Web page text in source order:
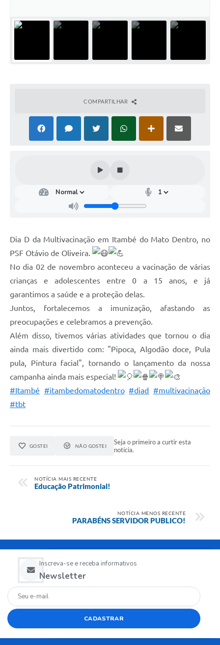
COMPARTILHAR
Dia D da Multivacinação em Itambé do Mato Dentro, no
PSF Otávio de Oliveira.
No dia 02 de novembro aconteceu a vacinação de várias
crianças e adolescentes entre 0 a 15 anos, e já
garantimos a saúde e a proteção delas.
Juntos, fortalecemos a imunização, afastando as
preocupações e celebramos a prevenção.
Além disso, tivemos várias atividades que tornou o dia
ainda mais divertido com: "Pipoca, Algodão doce, Pula
pula, Pintura facial", tornando o lançamento da nossa
campanha ainda mais especial!
#Itambé #itambedomatodentro #diad #multivacinação
#tbt
GOSTEI NÃO GOSTEI
Seja o primeiro a curtir esta
notícia.
NOTÍCIA MAIS RECENTE
Educação Patrimonial!
NOTÍCIA MENOS RECENTE
PARABÉNS SERVIDOR PUBLICO!
Newsletter
Inscreva-se e receba informativos
CADASTRAR